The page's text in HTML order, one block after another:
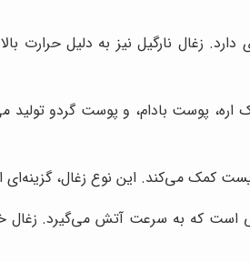
دارد. زغال نارگیل نیز به دلیل
پوست بادام، و پوست گردو تولید
کمک می‌کند. این نوع زغال،
است که به سرعت آتش می‌گیرد.